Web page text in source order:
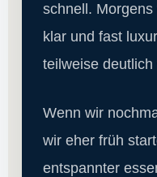
schnell.
klar und fast
teilweise deutlich
Wenn wir
wir eher früh
entspannter